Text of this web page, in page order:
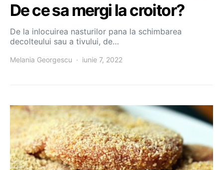
De ce sa mergi la croitor?
De la inlocuirea nasturilor pana la schimbarea
decolteului sau a tivului, de…
Melania Georgescu iunie 7, 2022